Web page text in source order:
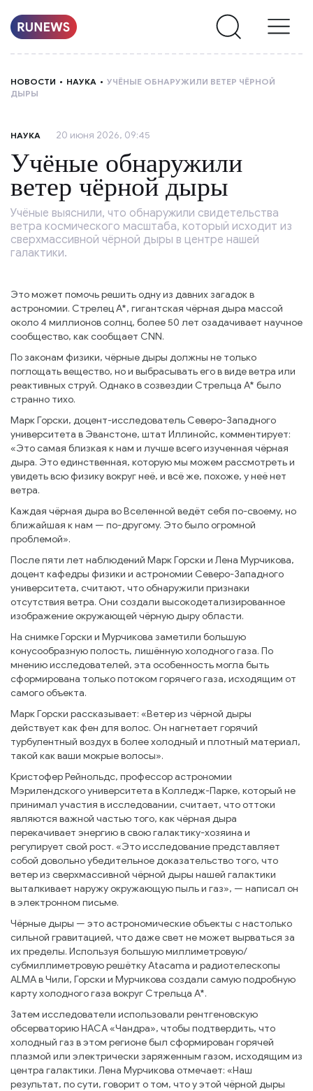
О
НАС
НОВОСТИ НАУКА
УЧЁНЫЕ ОБНАРУЖИЛИ ВЕТЕР ЧЁРНОЙ
ДЫРЫ
НАУКА 20 июня 2026, 09:45
Учёные обнаружили
ветер чёрной дыры
Учёные выяснили, что обнаружили свидетельства
ветра космического масштаба, который исходит из
сверхмассивной чёрной дыры в центре нашей
галактики.
Это может помочь решить одну из давних загадок в
астрономии. Стрелец А*, гигантская чёрная дыра массой
около 4 миллионов солнц, более 50 лет озадачивает научное
сообщество, как сообщает CNN.
По законам физики, чёрные дыры должны не только
поглощать вещество, но и выбрасывать его в виде ветра или
реактивных струй. Однако в созвездии Стрельца А* было
странно тихо.
Марк Горски, доцент-исследователь Северо-Западного
университета в Эванстоне, штат Иллинойс, комментирует:
«Это самая близкая к нам и лучше всего изученная чёрная
дыра. Это единственная, которую мы можем рассмотреть и
увидеть всю физику вокруг неё, и всё же, похоже, у неё нет
ветра.
Каждая чёрная дыра во Вселенной ведёт себя по-своему, но
ближайшая к нам — по-другому. Это было огромной
проблемой».
После пяти лет наблюдений Марк Горски и Лена Мурчикова,
доцент кафедры физики и астрономии Северо-Западного
университета, считают, что обнаружили признаки
отсутствия ветра. Они создали высокодетализированное
изображение окружающей чёрную дыру области.
На снимке Горски и Мурчикова заметили большую
конусообразную полость, лишённую холодного газа. По
мнению исследователей, эта особенность могла быть
сформирована только потоком горячего газа, исходящим от
самого объекта.
Марк Горски рассказывает: «Ветер из чёрной дыры
действует как фен для волос. Он нагнетает горячий
турбулентный воздух в более холодный и плотный материал,
такой как ваши мокрые волосы».
Кристофер Рейнольдс, профессор астрономии
Мэрилендского университета в Колледж-Парке, который не
принимал участия в исследовании, считает, что оттоки
являются важной частью того, как чёрная дыра
перекачивает энергию в свою галактику-хозяина и
регулирует свой рост. «Это исследование представляет
собой довольно убедительное доказательство того, что
ветер из сверхмассивной чёрной дыры нашей галактики
выталкивает наружу окружающую пыль и газ», — написал он
в электронном письме.
Чёрные дыры — это астрономические объекты с настолько
сильной гравитацией, что даже свет не может вырваться за
их пределы. Используя большую миллиметровую/
субмиллиметровую решётку Atacama и радиотелескопы
ALMA в Чили, Горски и Мурчикова создали самую подробную
карту холодного газа вокруг Стрельца A*.
Затем исследователи использовали рентгеновскую
обсерваторию НАСА «Чандра», чтобы подтвердить, что
холодный газ в этом регионе был сформирован горячей
плазмой или электрически заряженным газом, исходящим из
центра галактики. Лена Мурчикова отмечает: «Наш
результат, по сути, говорит о том, что у этой чёрной дыры